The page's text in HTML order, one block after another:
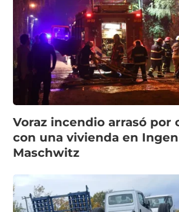
Voraz incendio arrasó por
con una vivienda en
Maschwitz